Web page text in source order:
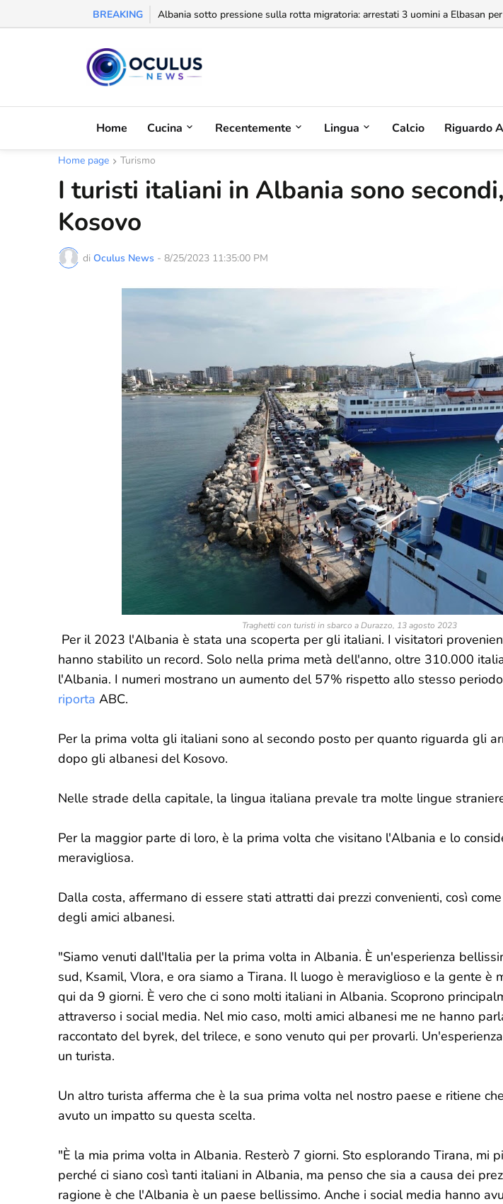
BREAKING Behgjet Pacolli: "Se sarà revocata la concessione dell'Aeroporto di Valona,
Home Cucina Recentemente Lingua Calcio Riguardo
Home page Turismo
I turisti italiani in Albania sono
Kosovo
di Oculus News - 8/25/2023 11:35:00 PM
Traghetti con turisti in sbarco a Durazzo, 13 agosto 2023
Per il 2023 l'Albania è stata una scoperta per gli italiani. I visitatori
hanno stabilito un record. Solo nella prima metà dell'anno, oltre 310.000
l'Albania. I numeri mostrano un aumento del 57% rispetto allo stesso
riporta ABC.
Per la prima volta gli italiani sono al secondo posto per quanto riguarda gli
dopo gli albanesi del Kosovo.
Nelle strade della capitale, la lingua italiana prevale tra molte lingue
Per la maggior parte di loro, è la prima volta che visitano l'Albania e lo
meravigliosa.
Dalla costa, affermano di essere stati attratti dai prezzi convenienti, così
degli amici albanesi.
"Siamo venuti dall'Italia per la prima volta in Albania. È un'esperienza
sud, Ksamil, Vlora, e ora siamo a Tirana. Il luogo è meraviglioso e la gente è
qui da 9 giorni. È vero che ci sono molti italiani in Albania. Scoprono
attraverso i social media. Nel mio caso, molti amici albanesi me ne hanno
raccontato del byrek, del trilece, e sono venuto qui per provarli.
un turista.
Un altro turista afferma che è la sua prima volta nel nostro paese e ritiene
avuto un impatto su questa scelta.
"È la mia prima volta in Albania. Resterò 7 giorni. Sto esplorando Tirana, mi
perché ci siano così tanti italiani in Albania, ma penso che sia a causa dei
ragione è che l'Albania è un paese bellissimo. Anche i social media hanno